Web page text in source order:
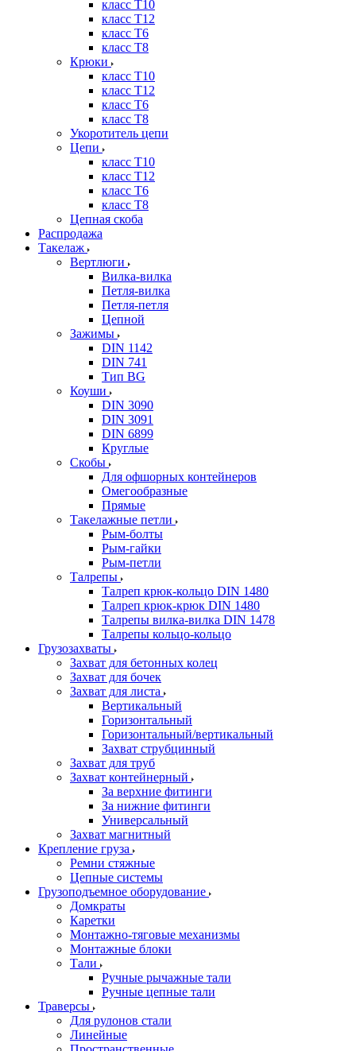
класс Т10
класс Т12
класс Т6
класс Т8
Крюки
класс Т10
класс Т12
класс Т6
класс Т8
Укоротитель цепи
Цепи
класс Т10
класс Т12
класс Т6
класс Т8
Цепная скоба
Распродажа
Такелаж
Вертлюги
Вилка-вилка
Петля-вилка
Петля-петля
Цепной
Зажимы
DIN 1142
DIN 741
Тип BG
Коуши
DIN 3090
DIN 3091
DIN 6899
Круглые
Скобы
Для офшорных контейнеров
Омегообразные
Прямые
Такелажные петли
Рым-болты
Рым-гайки
Рым-петли
Талрепы
Талреп крюк-кольцо DIN 1480
Талреп крюк-крюк DIN 1480
Талрепы вилка-вилка DIN 1478
Талрепы кольцо-кольцо
Грузозахваты
Захват для бетонных колец
Захват для бочек
Захват для листа
Вертикальный
Горизонтальный
Горизонтальный/вертикальный
Захват струбцинный
Захват для труб
Захват контейнерный
За верхние фитинги
За нижние фитинги
Универсальный
Захват магнитный
Крепление груза
Ремни стяжные
Цепные системы
Грузоподъемное оборудование
Домкраты
Каретки
Монтажно-тяговые механизмы
Монтажные блоки
Тали
Ручные рычажные тали
Ручные цепные тали
Траверсы
Для рулонов стали
Линейные